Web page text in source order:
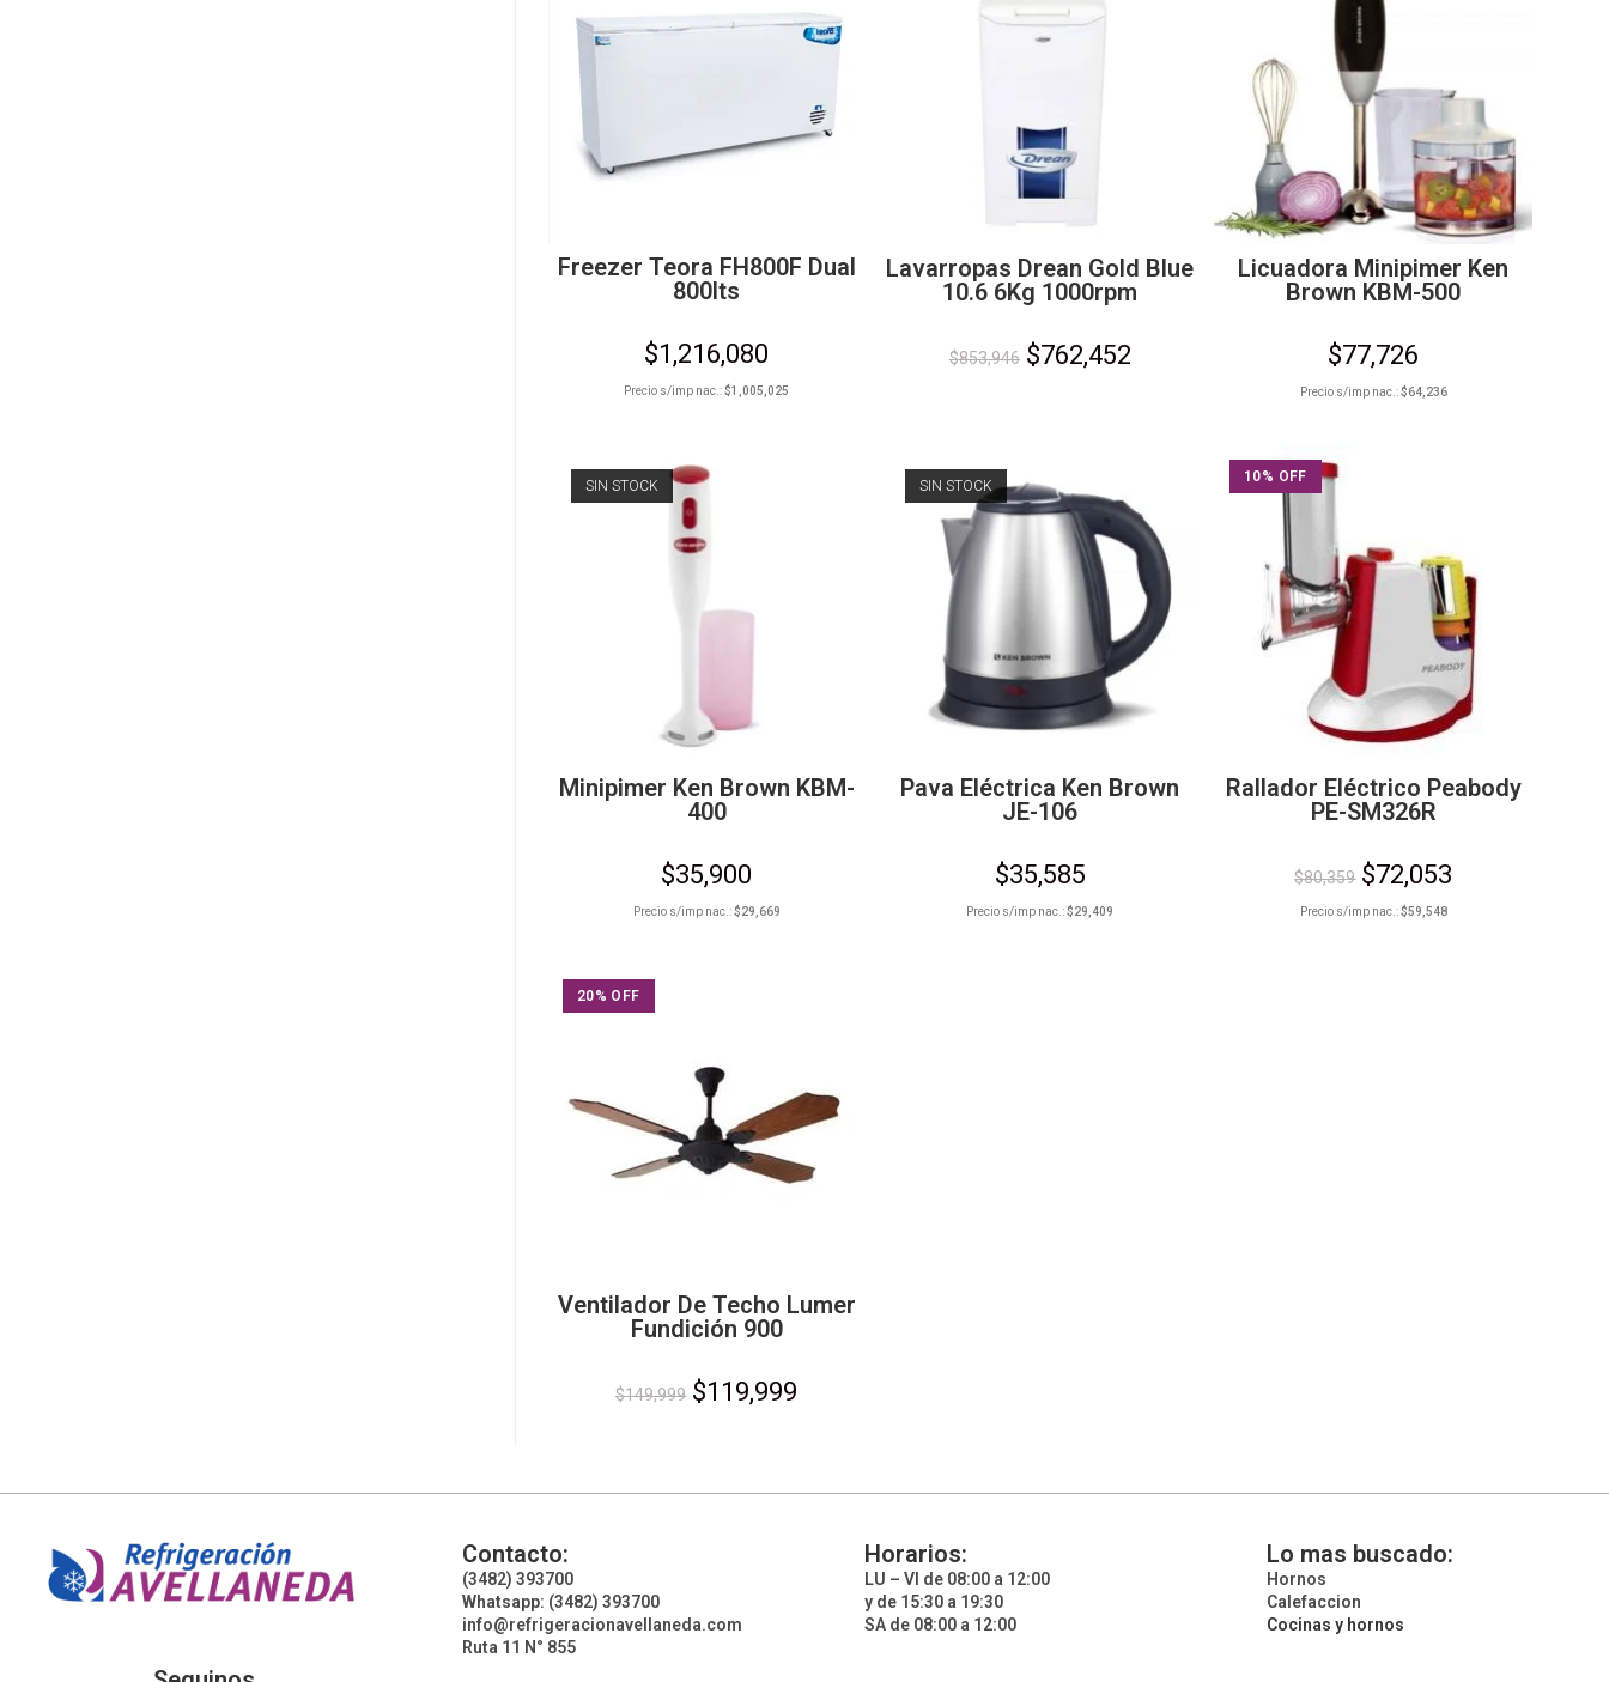
Freezer Teora FH800F Dual
800lts
$1,216,080
Precio s/imp nac.:$1,005,025
Lavarropas Drean Gold Blue
10.6 6Kg 1000rpm
$853,946 $762,452
Licuadora Minipimer Ken
Brown KBM-500
$77,726
Precio s/imp nac.:$64,236
SIN STOCK
Minipimer Ken Brown KBM-
400
$35,900
Precio s/imp nac.:$29,669
SIN STOCK
Pava Eléctrica Ken Brown
JE-106
$35,585
Precio s/imp nac.:$29,409
10% OFF
Rallador Eléctrico Peabody
PE-SM326R
$80,359 $72,053
Precio s/imp nac.:$59,548
20% OFF
Ventilador De Techo Lumer
Fundición 900
$149,999 $119,999
Contacto:
(3482) 393700
Whatsapp: (3482) 393700
info@refrigeracionavellaneda.com
Ruta 11 N° 855
Horarios:
LU – VI de 08:00 a 12:00
y de 15:30 a 19:30
SA de 08:00 a 12:00
Lo mas buscado:
Hornos
Calefaccion
Cocinas y hornos